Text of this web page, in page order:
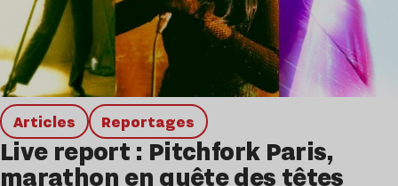
Articles Reportages
Live report : Pitchfork Paris,
marathon en quête des têtes